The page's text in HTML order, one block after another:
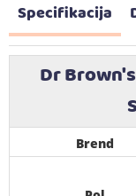
Specifikacija
Dr
Brend